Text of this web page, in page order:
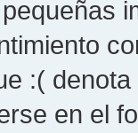
:(
en el